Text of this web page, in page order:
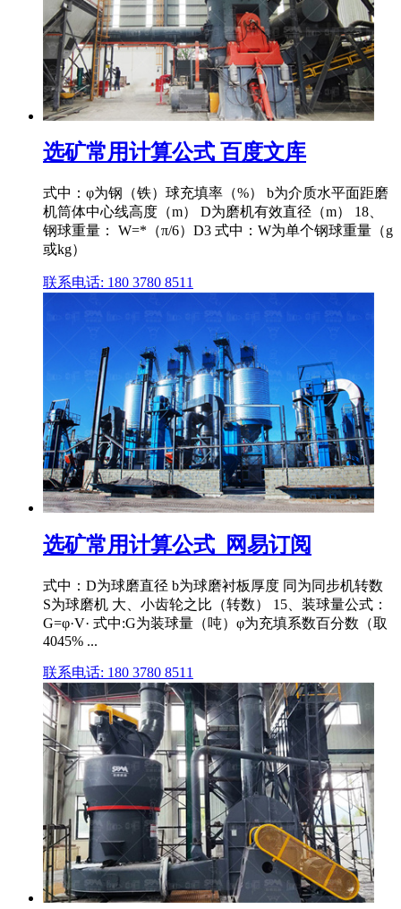
选矿常用计算公式 百度文库
式中：φ为钢（铁）球充填率（%） b为介质水平面距磨
机筒体中心线高度（m） D为磨机有效直径（m） 18、
钢球重量： W=*（π/6）D3 式中：W为单个钢球重量（g
或kg）
联系电话: 180 3780 8511
选矿常用计算公式_网易订阅
式中：D为球磨直径 b为球磨衬板厚度 同为同步机转数
S为球磨机 大、小齿轮之比（转数） 15、装球量公式：
G=φ·V· 式中:G为装球量（吨）φ为充填系数百分数（取
4045% ...
联系电话: 180 3780 8511